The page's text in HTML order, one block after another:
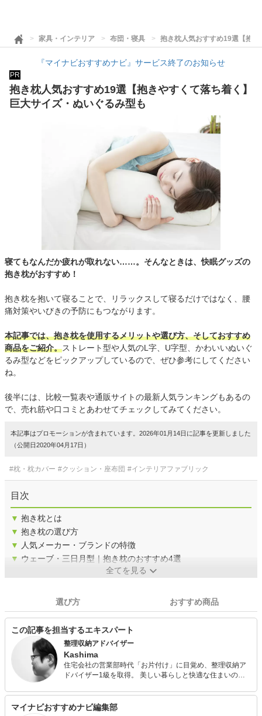
家具・インテリア 布団・寝具 抱き枕人気おすすめ19選【抱
『マイナビおすすめナビ』サービス終了のお知らせ
PR
抱き枕人気おすすめ19選【抱きやすくて落ち着く】
巨大サイズ・ぬいぐるみ型も
寝てもなんだか疲れが取れない……。そんなときは、快眠グッズの
抱き枕がおすすめ！
抱き枕を抱いて寝ることで、リラックスして寝るだけではなく、腰
痛対策やいびきの予防にもつながります。
本記事では、抱き枕を使用するメリットや選び方、そしておすすめ
商品をご紹介。ストレート型や人気のL字、U字型、かわいいぬいぐ
るみ型などをピックアップしているので、ぜひ参考にしてください
ね。
後半には、比較一覧表や通販サイトの最新人気ランキングもあるの
で、売れ筋や口コミとあわせてチェックしてみてください。
本記事はプロモーションが含まれています。2026年01月14日に記事を更新しました
（公開日2020年04月17日）
#枕・枕カバー #クッション・座布団 #インテリアファブリック
目次
▼ 抱き枕とは
▼ 抱き枕の選び方
▼
人気メーカー・ブランドの特徴
▼ ウェーブ・三日月型｜抱き枕のおすすめ4選
全てを見る
選び方 おすすめ商品
この記事を担当するエキスパート
整理収納アドバイザー
Kashima
住宅会社の営業部時代「お片付け」に目覚め、整理収納ア
ドバイザー1級を取得。 美しい暮らしと快適な住まいの両
る。 機能性・実用性がありつつ、デザインも美しいインテ
リアを日々追求している。
マイナビおすすめナビ編集部